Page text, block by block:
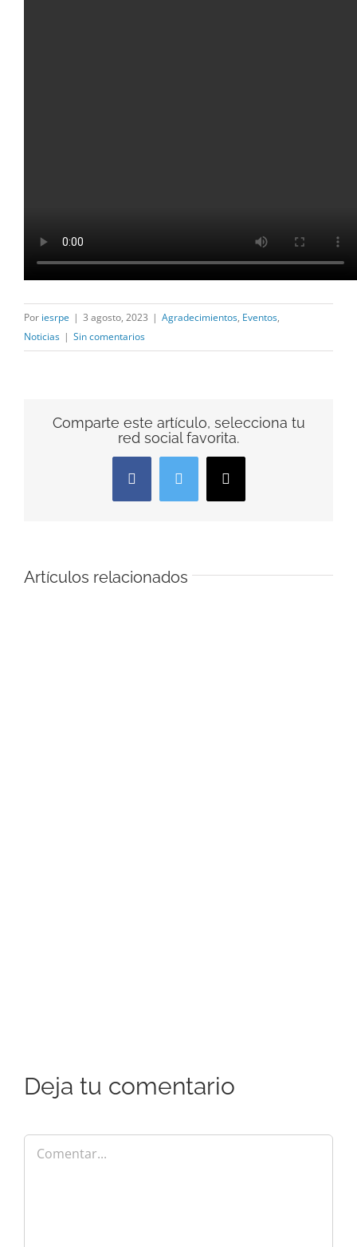
Por iesrpe | 3 agosto, 2023 | Agradecimientos, Eventos,
Noticias | Sin comentarios
Comparte este artículo, selecciona tu
red social favorita.
FacebookTwitter
Correo
electrónico
Artículos relacionados
Deja tu comentario
Comentar